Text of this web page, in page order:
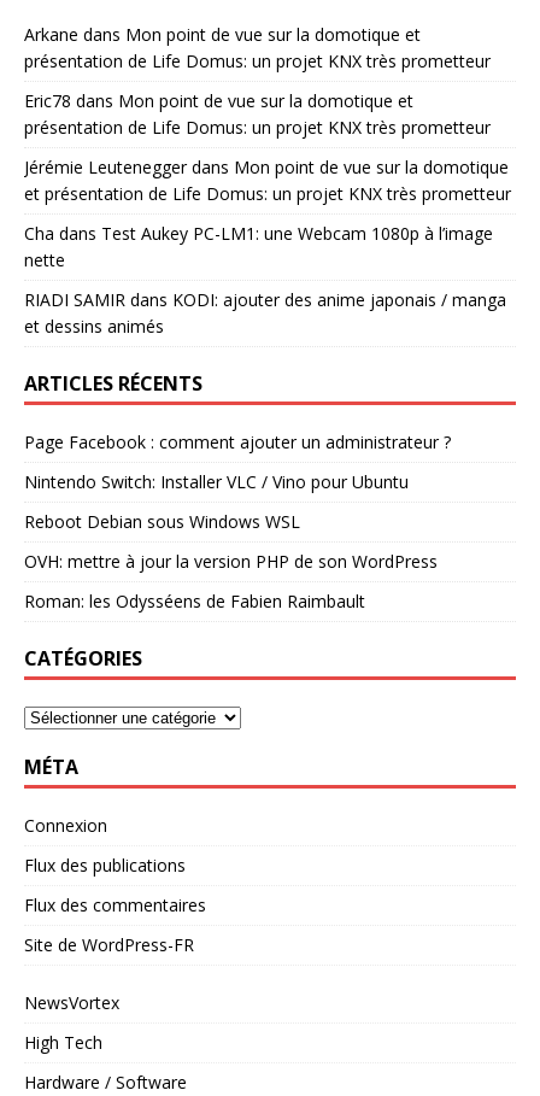
Arkane dans Mon point de vue sur la domotique et
présentation de Life Domus: un projet KNX très prometteur
Eric78 dans Mon point de vue sur la domotique et
présentation de Life Domus: un projet KNX très prometteur
Jérémie Leuteneggerdans Mon point de vue sur la domotique
et présentation de Life Domus: un projet KNX très prometteur
Cha dans Test Aukey PC-LM1: une Webcam 1080p à l’image
nette
RIADI SAMIR dans KODI: ajouter des anime japonais / manga
et dessins animés
ARTICLES RÉCENTS
Page Facebook : comment ajouter un administrateur ?
Nintendo Switch: Installer VLC / Vino pour Ubuntu
Reboot Debian sous Windows WSL
OVH: mettre à jour la version PHP de son WordPress
Roman: les Odysséens de Fabien Raimbault
CATÉGORIES
MÉTA
Connexion
Flux des publications
Flux des commentaires
Site de WordPress-FR
NewsVortex
High Tech
Hardware / Software